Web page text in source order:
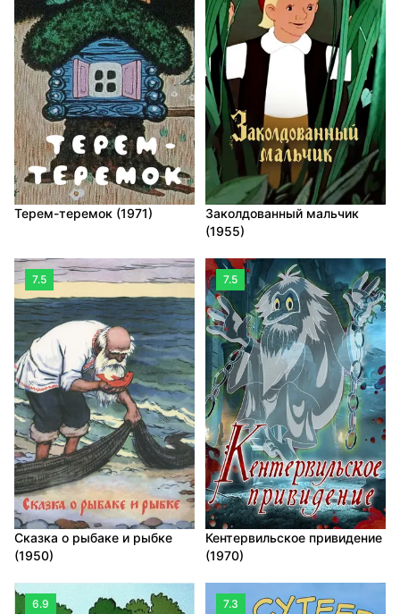
Терем-теремок (1971)
Заколдованный мальчик
(1955)
7.5
Сказка о рыбаке и рыбке
(1950)
7.5
Кентервильское привидение
(1970)
6.9 7.3